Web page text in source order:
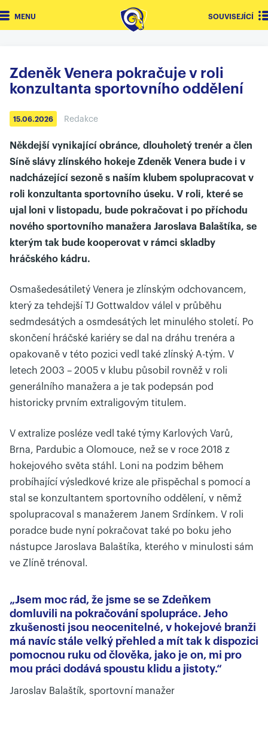
MENU SOUVISEJÍCÍ
Zdeněk Venera pokračuje v roli
konzultanta sportovního oddělení
15.06.2026 Redakce
Někdejší vynikající obránce, dlouholetý trenér a člen
Síně slávy zlínského hokeje Zdeněk Venera bude i v
nadcházející sezoně s naším klubem spolupracovat v
roli konzultanta sportovního úseku. V roli, které se
ujal loni v listopadu, bude pokračovat i po příchodu
nového sportovního manažera Jaroslava Balaštíka, se
kterým tak bude kooperovat v rámci skladby
hráčského kádru.
Osmašedesátiletý Venera je zlínským odchovancem,
který za tehdejší TJ Gottwaldov válel v průběhu
sedmdesátých a osmdesátých let minulého století. Po
skončení hráčské kariéry se dal na dráhu trenéra a
opakovaně v této pozici vedl také zlínský A-tým. V
letech 2003 – 2005 v klubu působil rovněž v roli
generálního manažera a je tak podepsán pod
historicky prvním extraligovým titulem.
V extralize posléze vedl také týmy Karlových Varů,
Brna, Pardubic a Olomouce, než se v roce 2018 z
hokejového světa stáhl. Loni na podzim během
probíhající výsledkové krize ale přispěchal s pomocí a
stal se konzultantem sportovního oddělení, v němž
spolupracoval s manažerem Janem Srdínkem. V roli
poradce bude nyní pokračovat také po boku jeho
nástupce Jaroslava Balaštíka, kterého v minulosti sám
ve Zlíně trénoval.
„Jsem moc rád, že jsme se se Zdeňkem
domluvili na pokračování spolupráce. Jeho
zkušenosti jsou neocenitelné, v hokejové branži
má navíc stále velký přehled a mít tak k dispozici
pomocnou ruku od člověka, jako je on, mi pro
mou práci dodává spoustu klidu a jistoty.“
Jaroslav Balaštík, sportovní manažer